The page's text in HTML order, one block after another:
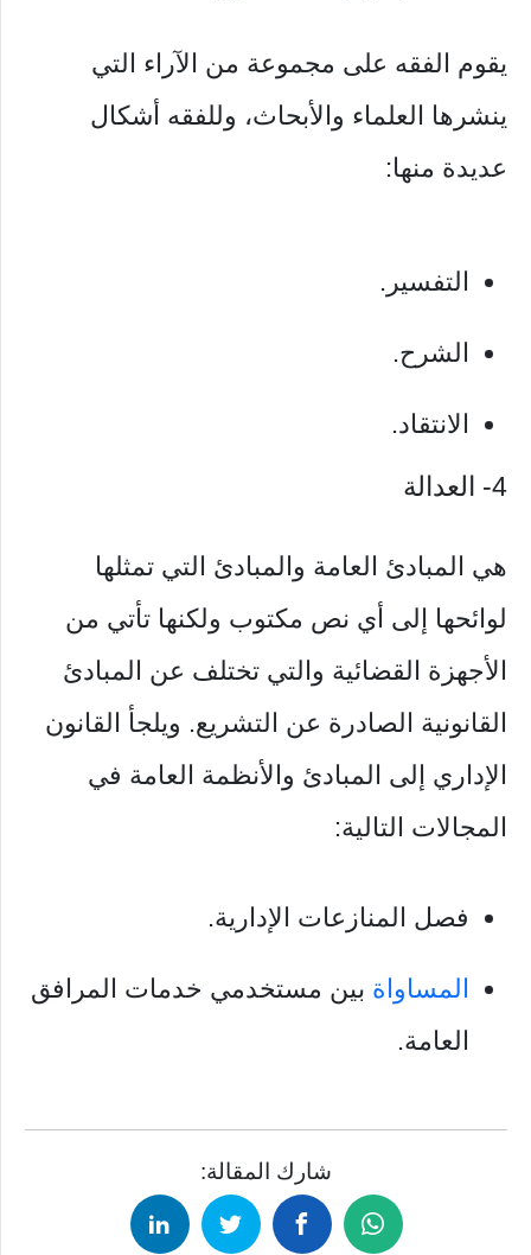
يقوم الفقه على مجموعة من الآراء التي
ينشرها العلماء والأبحاث، وللفقه أشكال
عديدة منها:
التفسير.
الشرح.
الانتقاد.
4- العدالة
هي المبادئ العامة والمبادئ التي تمثلها
لوائحها إلى أي نص مكتوب ولكنها تأتي من
الأجهزة القضائية والتي تختلف عن المبادئ
القانونية الصادرة عن التشريع. ويلجأ القانون
الإداري إلى المبادئ والأنظمة العامة في
المجالات التالية:
فصل المنازعات الإدارية.
المساواة بين مستخدمي خدمات المرافق
العامة.
شارك المقالة: